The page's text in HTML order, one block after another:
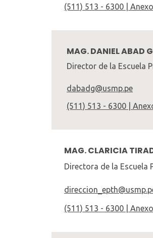
(511) 513 - 6300 |
MAG. DANIEL ABAD
Director de la Escuela
dabadg@usmp.pe
(511) 513 - 6300 |
MAG. CLARICIA
Directora de la Escuela
(511) 513 - 6300 |